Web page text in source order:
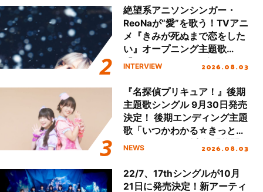
ート!!
絶望系アニソンシンガー・
ReoNaが“愛”を歌う！TVアニ
メ『きみが死ぬまで恋をした
い』オープニング主題歌
「Amore」インタビュー
INTERVIEW 2026.08.03
『名探偵プリキュア！』後期
主題歌シングル 9月30日発売
決定！ 後期エンディング主題
歌「いつかわかる☆きっとあ
える」TVサイズ先行配信開
NEWS 2026.08.03
22/7、17thシングルが10月
21日に発売決定！新アーティ